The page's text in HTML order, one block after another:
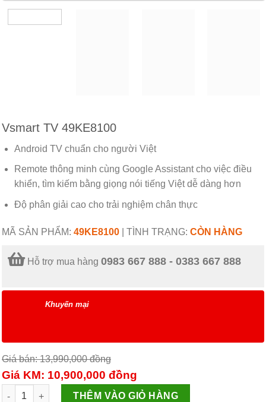
Vsmart TV 49KE8100
Android TV chuẩn cho người Việt
Remote thông minh cùng Google Assistant cho việc điều
khiển, tìm kiếm bằng giọng nói tiếng Việt dễ dàng hơn
Độ phân giải cao cho trải nghiệm chân thực
MÃ SẢN PHẨM: 49KE8100 TÌNH TRẠNG: CÒN HÀNG
Hỗ trợ mua hàng 0983 667 888 - 0383 667 888
Khuyến mại
Giá bán: 13,990,000đồng
Giá KM: 10,900,000 đồng
Vsmart TV 49KE8100 số lượng
THÊM VÀO GIỎ HÀNG